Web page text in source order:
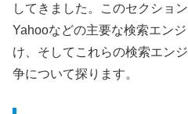
してきました。このセクショ
Yahooなどの主要な検索エン
け、そしてこれらの検索エン
争について探ります。